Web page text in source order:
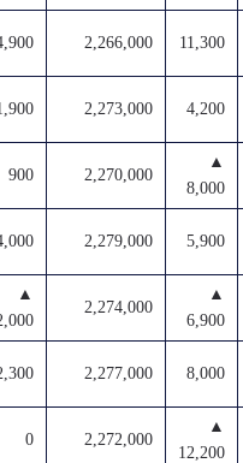
2,266,000 11,300
2,273,000 4,200
900 2,270,000
▲
8,000
2,279,000 5,900
▲
2,274,000
▲
6,900
2,277,000 8,000
0 2,272,000
▲
12,200